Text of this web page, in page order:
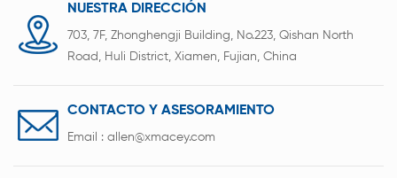
NUESTRA DIRECCIÓN
703, 7F, Zhonghengji Building, No.223, Qishan North
Road, Huli District, Xiamen, Fujian, China
CONTACTO Y ASESORAMIENTO
Email : allen@xmacey.com